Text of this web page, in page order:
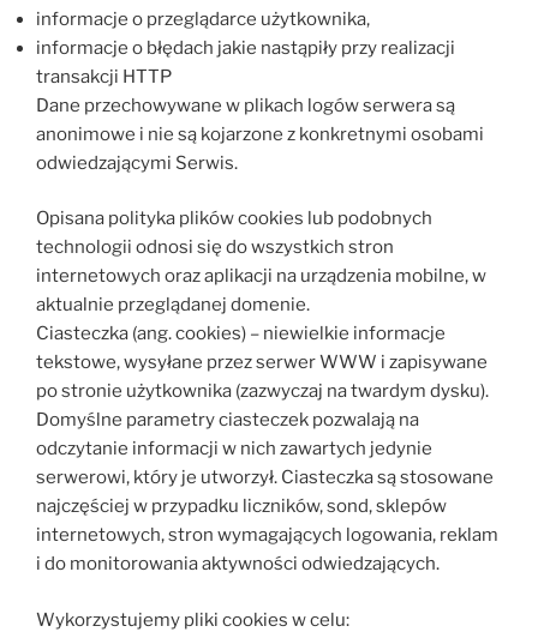
informacje o przeglądarce użytkownika,
informacje o błędach jakie nastąpiły przy realizacji
transakcji HTTP
Dane przechowywane w plikach logów serwera są
anonimowe i nie są kojarzone z konkretnymi osobami
odwiedzającymi Serwis.
Opisana polityka plików cookies lub podobnych
technologii odnosi się do wszystkich stron
internetowych oraz aplikacji na urządzenia mobilne, w
aktualnie przeglądanej domenie.
Ciasteczka (ang. cookies) – niewielkie informacje
tekstowe, wysyłane przez serwer WWW i zapisywane
po stronie użytkownika (zazwyczaj na twardym dysku).
Domyślne parametry ciasteczek pozwalają na
odczytanie informacji w nich zawartych jedynie
serwerowi, który je utworzył. Ciasteczka są stosowane
najczęściej w przypadku liczników, sond, sklepów
internetowych, stron wymagających logowania, reklam
i do monitorowania aktywności odwiedzających.
Wykorzystujemy pliki cookies w celu: